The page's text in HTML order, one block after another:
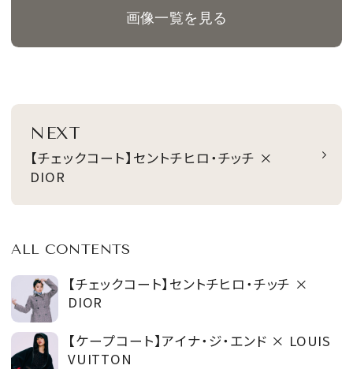
画像一覧を見る
NEXT
【チェックコート】セントチヒロ・チッチ ×
DIOR
ALL CONTENTS
【チェックコート】セントチヒロ・チッチ ×
DIOR
【ケープコート】アイナ・ジ・エンド × LOUIS
VUITTON